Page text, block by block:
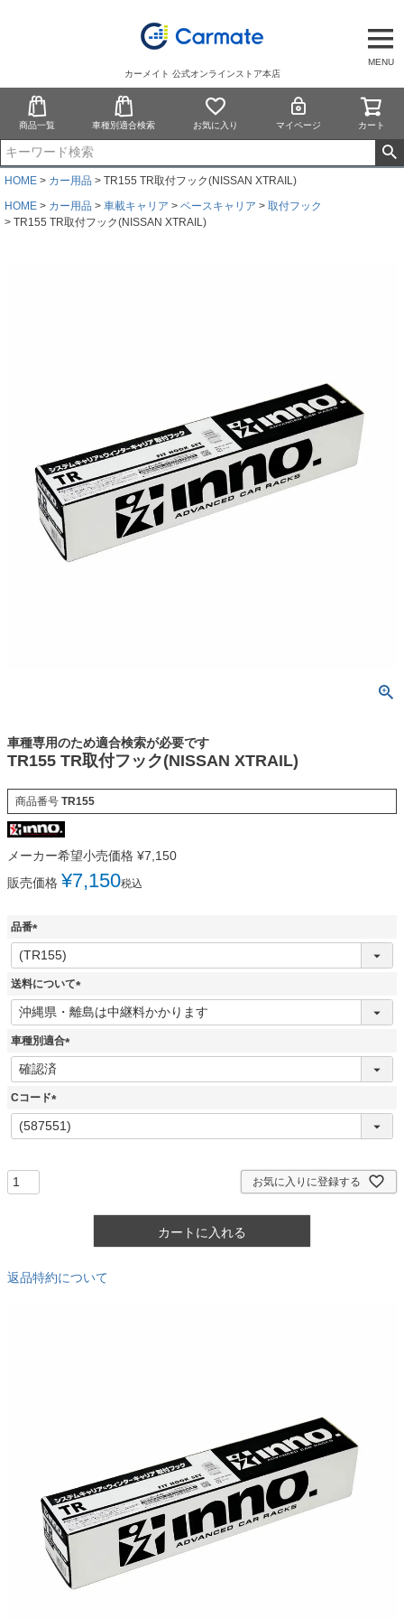
MENU
カーメイト 公式オンラインストア本店
商品一覧 車種別適合検索 お気に入り マイページ カート
HOME カー用品
TR155 TR取付フック(NISSAN XTRAIL)
HOME
カー用品 車載キャリア ベースキャリア
取付フック
TR155 TR取付フック(NISSAN XTRAIL)
車種専用のため適合検索が必要です
TR155 TR取付フック(NISSAN XTRAIL)
商品番号 TR155
メーカー希望小売価格 ¥7,150
販売価格 ¥7,150税込
品番
(
必
須
送料について
(
必
車種別適合
(
Cコード
(
必
お気に入りに登録する
カートに入れる
返品特約について